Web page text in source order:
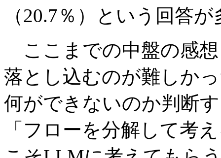
（20.7％）という回答
ここまでの中盤の感
落とし込むのが難しか
何ができないのか判断
「フローを分解して考